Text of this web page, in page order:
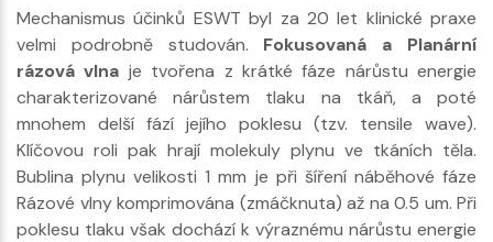
Mechanismus účinků ESWT byI za 20 let klinické praxe
velmi podrobně studován. Fokusovaná a Planární
rázová vlna je tvořena z krátké fáze nárůstu energie
charakterizované nárůstem tlaku na tkáň, a poté
mnohem delší fází jejího poklesu (tzv. tensile wave).
Klíčovou roli pak hrají molekuly plynu ve tkáních těla.
Bublina plynu velikosti 1 mm je při šíření náběhové fáze
Rázové vlny komprimována (zmáčknuta) až na 0.5 um. Při
poklesu tlaku však dochází k výraznému nárůstu energie